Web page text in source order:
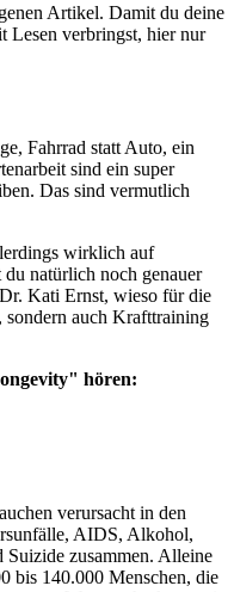
Artikel. Damit du deine
Lesen verbringst, hier nur
Fahrrad statt Auto, ein
sind ein super
Das sind vermutlich
wirklich auf
natürlich noch genauer
Kati Ernst, wieso für die
auch Krafttraining
hören:
verursacht in den
AIDS, Alkohol,
Suizide zusammen. Alleine
bis 140.000 Menschen, die